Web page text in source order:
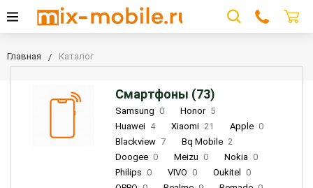
Главная Каталог
Смартфоны (73)
Samsung 0 Honor 5
Huawei 4 Xiaomi 21 Apple 0
Blackview 7 Bq Mobile 2
Doogee 0 Meizu 0 Nokia 0
Philips 0 VIVO 0 Oukitel
0